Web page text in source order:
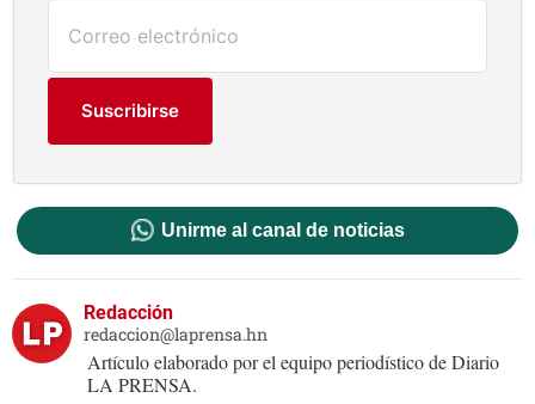
Suscribirse
Unirme al canal de noticias
Redacción
redaccion@laprensa.hn
Artículo elaborado por el equipo periodístico de Diario
LA PRENSA.